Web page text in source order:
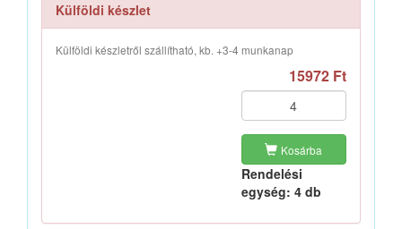
Külföldi készlet
Külföldi készletről szállítható, kb. +3-4 munkanap
15972 Ft
Kosárba
Rendelési
egység: 4 db